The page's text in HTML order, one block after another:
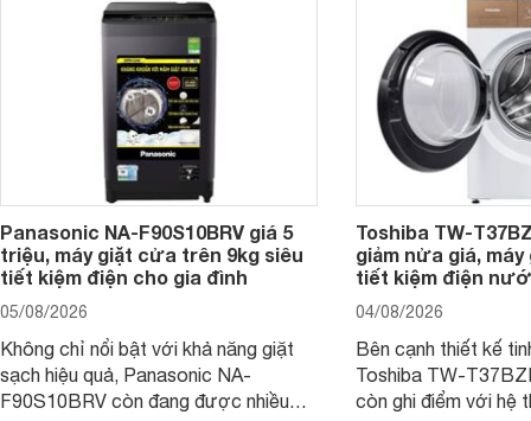
Panasonic NA-F90S10BRV giá 5
triệu, máy giặt cửa trên 9kg siêu
tiết kiệm điện cho gia đình
05/08/2026
Không chỉ nổi bật với khả năng giặt
sạch hiệu quả, Panasonic NA-
F90S10BRV còn đang được nhiều
Toshiba TW-
giảm nửa giá,
tiết kiệm điện
04/08/2026
Bên cạnh thiết kế
Toshiba TW-
còn ghi điểm với hệ